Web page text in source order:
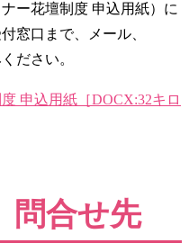
ー花壇制度 申込用紙）に
窓口まで、メール、
ださい。
申込用紙［DOCX:32キロ
問合せ先